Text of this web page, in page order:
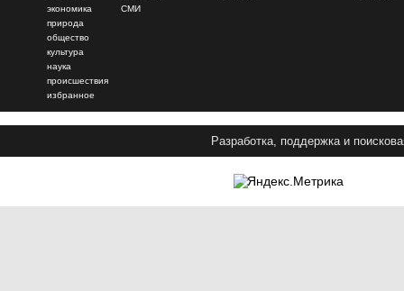
экономика
природа
общество
культура
наука
происшествия
избранное
СМИ
Разработка, поддержка и